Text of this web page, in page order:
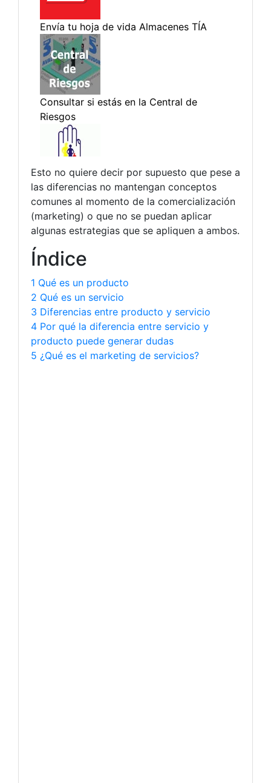
Esto no quiere decir por supuesto que pese a
las diferencias no mantengan conceptos
comunes al momento de la comercialización
(marketing) o que no se puedan aplicar
algunas estrategias que se apliquen a ambos.
Índice
1 Qué es un producto
2 Qué es un servicio
3 Diferencias entre producto y servicio
4 Por qué la diferencia entre servicio y
producto puede generar dudas
5 ¿Qué es el marketing de servicios?